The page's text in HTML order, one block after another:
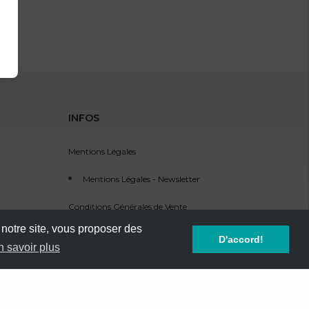
site, vous proposer des
savoir plus
D'accord!
INFOS
Mentions Légales
Mentions Légales - Newsletter
Conditions Générales de Vente
Service Clients - SAV